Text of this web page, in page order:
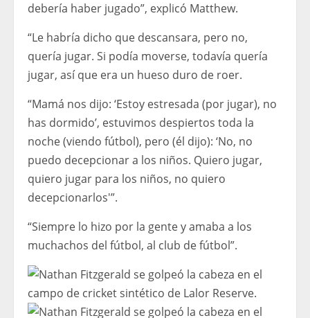
debería haber jugado”, explicó Matthew.
“Le habría dicho que descansara, pero no,
quería jugar. Si podía moverse, todavía quería
jugar, así que era un hueso duro de roer.
“Mamá nos dijo: ‘Estoy estresada (por jugar), no
has dormido’, estuvimos despiertos toda la
noche (viendo fútbol), pero (él dijo): ‘No, no
puedo decepcionar a los niños. Quiero jugar,
quiero jugar para los niños, no quiero
decepcionarlos'”.
“Siempre lo hizo por la gente y amaba a los
muchachos del fútbol, ​​al club de fútbol”.